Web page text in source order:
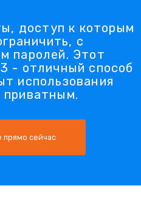
доступ к которым
с
паролей. Этот
- отличный способ
использования
приватным.
прямо сейчас